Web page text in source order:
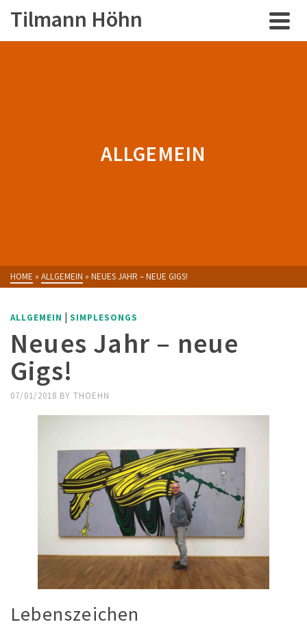
Tilmann Höhn
ALLGEMEIN
HOME » ALLGEMEIN » NEUES JAHR – NEUE GIGS!
ALLGEMEIN | SIMPLESONGS
Neues Jahr – neue
Gigs!
07/01/2018 BY THOEHN
Lebenszeichen